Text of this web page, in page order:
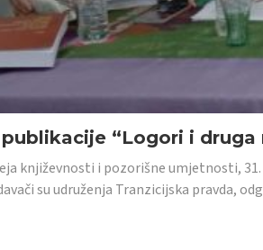
“Logori i druga
književnosti i pozorišne umjetnosti,
su udruženja Tranzicijska pravda,